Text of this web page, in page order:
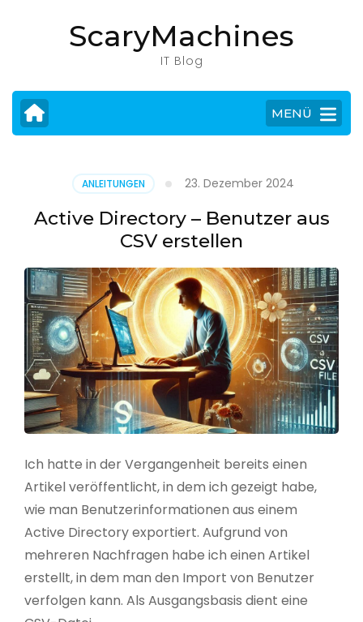
drücken)
ScaryMachines
IT Blog
MENÜ
ANLEITUNGEN 23. Dezember 2024
Active Directory – Benutzer aus
CSV erstellen
Ich hatte in der Vergangenheit bereits einen
Artikel veröffentlicht, in dem ich gezeigt habe,
wie man Benutzerinformationen aus einem
Active Directory exportiert. Aufgrund von
mehreren Nachfragen habe ich einen Artikel
erstellt, in dem man den Import von Benutzer
verfolgen kann. Als Ausgangsbasis dient eine